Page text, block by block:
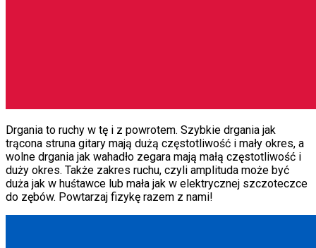
Drgania to ruchy w tę i z powrotem. Szybkie drgania jak
trącona struna gitary mają dużą częstotliwość i mały okres, a
wolne drgania jak wahadło zegara mają małą częstotliwość i
duży okres. Także zakres ruchu, czyli amplituda może być
duża jak w huśtawce lub mała jak w elektrycznej szczoteczce
do zębów. Powtarzaj fizykę razem z nami!